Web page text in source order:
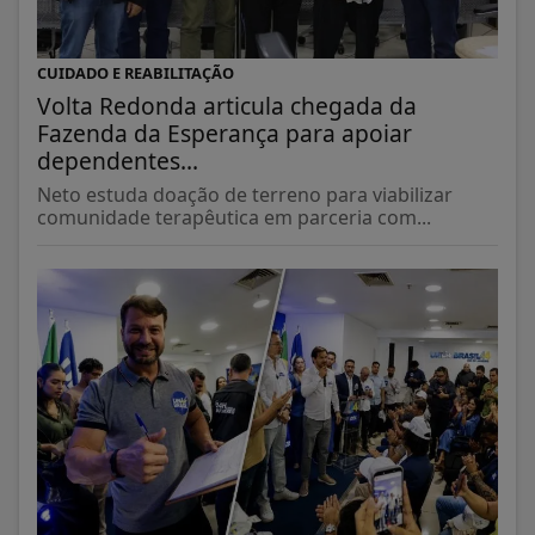
CUIDADO E REABILITAÇÃO
Volta Redonda articula chegada da
Fazenda da Esperança para apoiar
dependentes...
Neto estuda doação de terreno para viabilizar
comunidade terapêutica em parceria com...